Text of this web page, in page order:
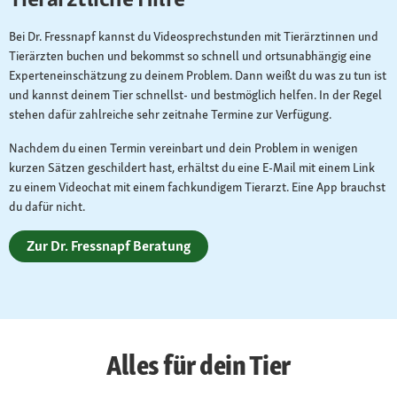
Bei Dr. Fressnapf kannst du Videosprechstunden mit Tierärztinnen und
Tierärzten buchen und bekommst so schnell und ortsunabhängig eine
Experteneinschätzung zu deinem Problem. Dann weißt du was zu tun ist
und kannst deinem Tier schnellst- und bestmöglich helfen. In der Regel
stehen dafür zahlreiche sehr zeitnahe Termine zur Verfügung.
Nachdem du einen Termin vereinbart und dein Problem in wenigen
kurzen Sätzen geschildert hast, erhältst du eine E-Mail mit einem Link
zu einem Videochat mit einem fachkundigem Tierarzt. Eine App brauchst
du dafür nicht.
Zur Dr. Fressnapf Beratung
Alles für dein Tier